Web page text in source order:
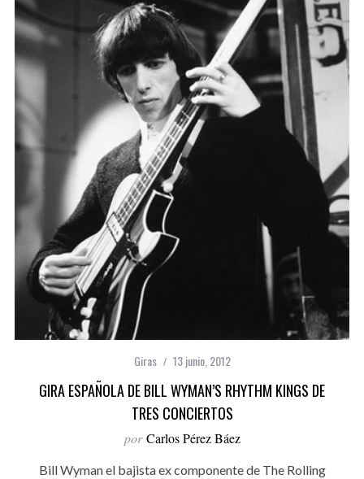
Giras 13 junio, 2012
GIRA ESPAÑOLA DE BILL WYMAN’S RHYTHM KINGS DE
TRES CONCIERTOS
por Carlos Pérez Báez
Bill Wyman el bajista ex componente de The Rolling